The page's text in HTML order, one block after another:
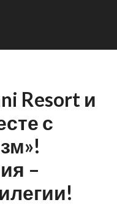
Resort и
с
–